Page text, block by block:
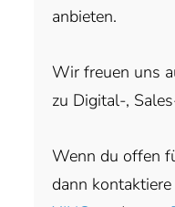
anbieten.
Wir freuen uns
zu Digital-,
Wenn du offen
dann